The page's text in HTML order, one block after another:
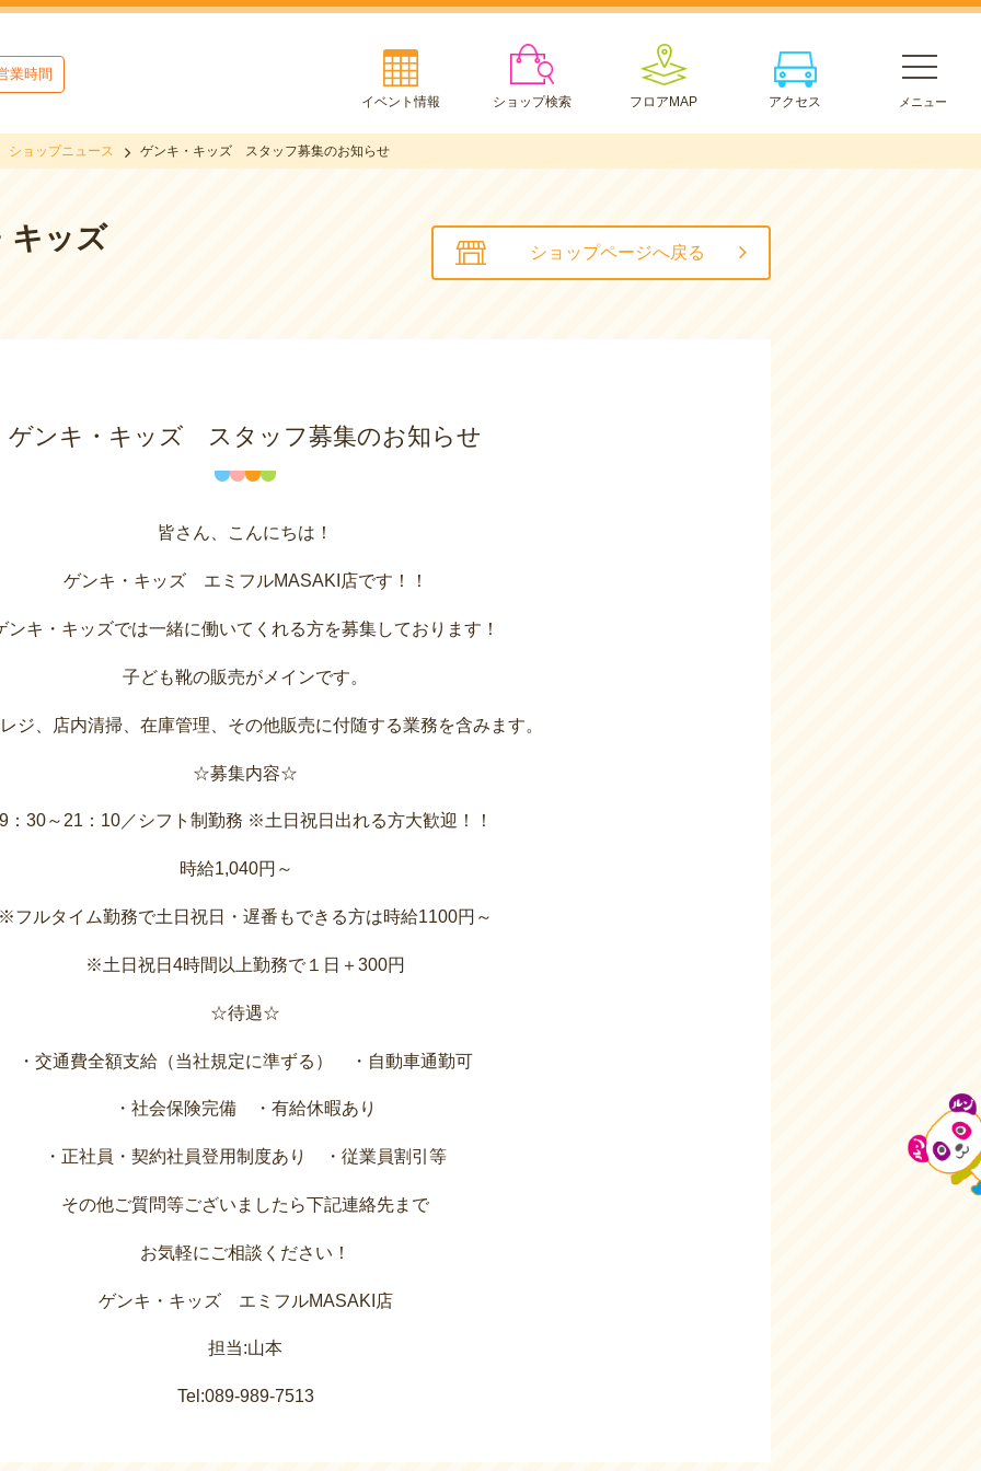
業時間
イベント情報 ショップ検索 フロアMAP アクセス
ショップニュース ゲンキ・キッズ スタッフ募集のお知らせ
キッズ ショップページへ戻る
ゲンキ・キッズ スタッフ募集のお知らせ
皆さん、こんにちは！
ゲンキ・キッズ エミフルMASAKI店です！！
ンキ・キッズでは一緒に働いてくれる方を募集しております！
子ども靴の販売がメインです。
ジ、店内清掃、在庫管理、その他販売に付随する業務を含みます。
☆募集内容☆
：30～21：10／シフト制勤務 ※土日祝日出れる方大歓迎！！
時給1,040円～
フルタイム勤務で土日祝日・遅番もできる方は時給1100円～
※土日祝日4時間以上勤務で１日＋300円
☆待遇☆
・交通費全額支給（当社規定に準ずる） ・自動車通勤可
・社会保険完備 ・有給休暇あり
・正社員・契約社員登用制度あり ・従業員割引等
その他ご質問等ございましたら下記連絡先まで
お気軽にご相談ください！
ゲンキ・キッズ エミフルMASAKI店
担当:山本
Tel:089-989-7513